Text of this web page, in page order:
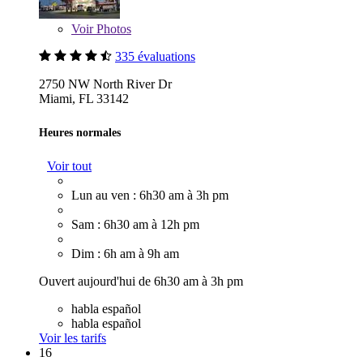
VoirPhotos
335 évaluations
2750 NW North River Dr
Miami, FL 33142
Heures normales
Voir tout
Lun au ven : 6h30 am à 3h pm
Sam : 6h30 am à 12h pm
Dim : 6h am à 9h am
Ouvert aujourd'hui de 6h30 am à 3h pm
habla español
habla español
Voir les tarifs
16